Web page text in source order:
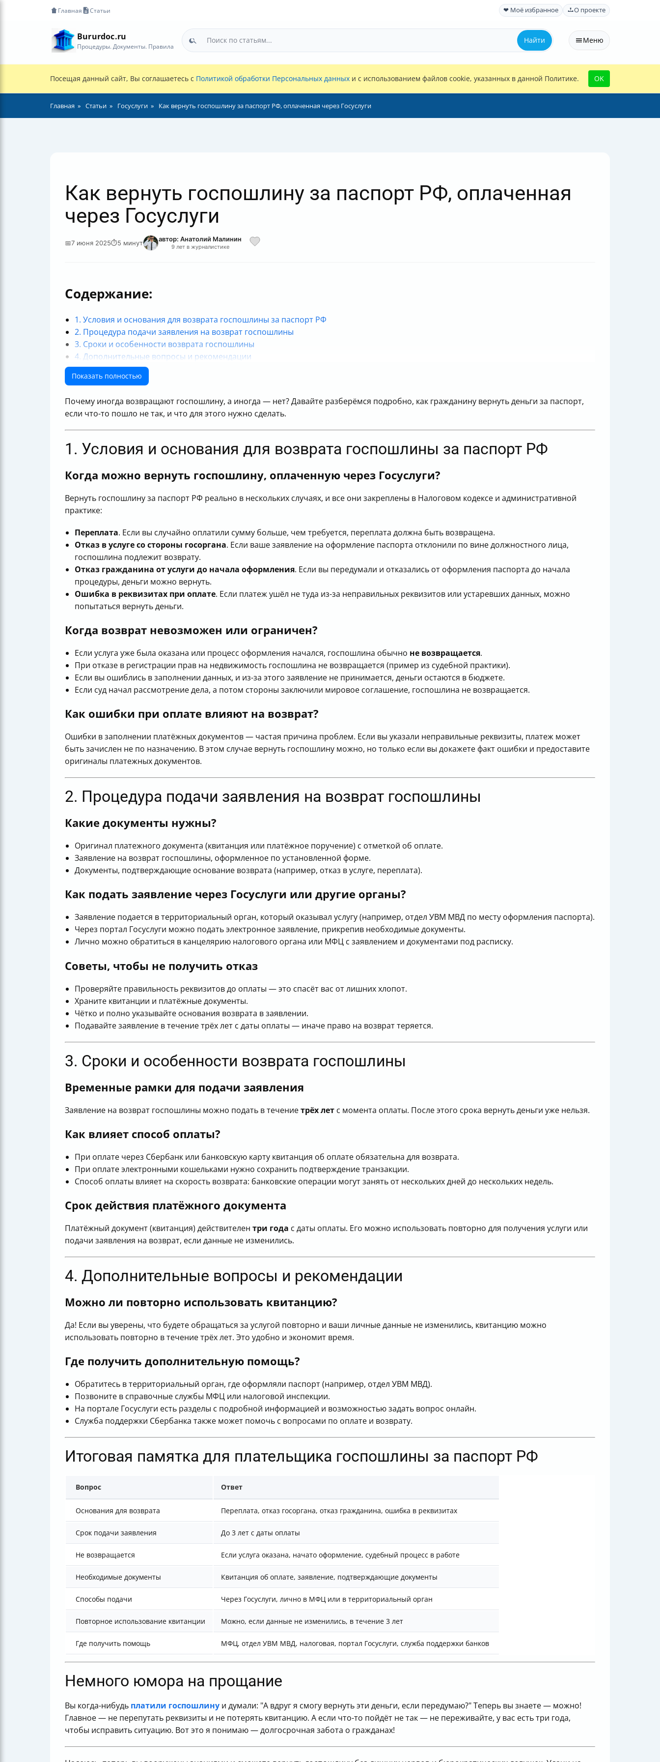
Главная Статьи ❤ Моё избранное О проекте
Bururdoc.ru
Процедуры. Документы. Правила
Найти Меню
Посещая данный сайт, Вы соглашаетесь с Политикой обработки Персональных данных и с использованием файлов cookie, указанных в данной Политике. OK
Главная Статьи Госуслуги Как вернуть госпошлину за паспорт РФ, оплаченная через Госуслуги
Как вернуть госпошлину за паспорт РФ, оплаченная
через Госуслуги
📅7 июня 2025⏱5 минут автор: Анатолий Малинин
9 лет в журналистике
Содержание:
1. Условия и основания для возврата госпошлины за паспорт РФ
2. Процедура подачи заявления на возврат госпошлины
3. Сроки и особенности возврата госпошлины
4. Дополнительные вопросы и рекомендации
Итоговая памятка для плательщика госпошлины за паспорт РФ
Немного юмора на прощание
Показать полностью
Почему иногда возвращают госпошлину, а иногда — нет? Давайте разберёмся подробно, как гражданину вернуть деньги за паспорт,
если что-то пошло не так, и что для этого нужно сделать.
1. Условия и основания для возврата госпошлины за паспорт РФ
Когда можно вернуть госпошлину, оплаченную через Госуслуги?
Вернуть госпошлину за паспорт РФ реально в нескольких случаях, и все они закреплены в Налоговом кодексе и административной
практике:
Переплата. Если вы случайно оплатили сумму больше, чем требуется, переплата должна быть возвращена.
Отказ в услуге со стороны госоргана. Если ваше заявление на оформление паспорта отклонили по вине должностного лица,
госпошлина подлежит возврату.
Отказ гражданина от услуги до начала оформления. Если вы передумали и отказались от оформления паспорта до начала
процедуры, деньги можно вернуть.
Ошибка в реквизитах при оплате. Если платеж ушёл не туда из-за неправильных реквизитов или устаревших данных, можно
попытаться вернуть деньги.
Когда возврат невозможен или ограничен?
Если услуга уже была оказана или процесс оформления начался, госпошлина обычно не возвращается.
При отказе в регистрации прав на недвижимость госпошлина не возвращается (пример из судебной практики).
Если вы ошиблись в заполнении данных, и из-за этого заявление не принимается, деньги остаются в бюджете.
Если суд начал рассмотрение дела, а потом стороны заключили мировое соглашение, госпошлина не возвращается.
Как ошибки при оплате влияют на возврат?
Ошибки в заполнении платёжных документов — частая причина проблем. Если вы указали неправильные реквизиты, платеж может
быть зачислен не по назначению. В этом случае вернуть госпошлину можно, но только если вы докажете факт ошибки и предоставите
оригиналы платежных документов.
2. Процедура подачи заявления на возврат госпошлины
Какие документы нужны?
Оригинал платежного документа (квитанция или платёжное поручение) с отметкой об оплате.
Заявление на возврат госпошлины, оформленное по установленной форме.
Документы, подтверждающие основание возврата (например, отказ в услуге, переплата).
Как подать заявление через Госуслуги или другие органы?
Заявление подается в территориальный орган, который оказывал услугу (например, отдел УВМ МВД по месту оформления паспорта).
Через портал Госуслуги можно подать электронное заявление, прикрепив необходимые документы.
Лично можно обратиться в канцелярию налогового органа или МФЦ с заявлением и документами под расписку.
Советы, чтобы не получить отказ
Проверяйте правильность реквизитов до оплаты — это спасёт вас от лишних хлопот.
Храните квитанции и платёжные документы.
Чётко и полно указывайте основания возврата в заявлении.
Подавайте заявление в течение трёх лет с даты оплаты — иначе право на возврат теряется.
3. Сроки и особенности возврата госпошлины
Временные рамки для подачи заявления
Заявление на возврат госпошлины можно подать в течениетрёх лет с момента оплаты. После этого срока вернуть деньги уже нельзя.
Как влияет способ оплаты?
При оплате через Сбербанк или банковскую карту квитанция об оплате обязательна для возврата.
При оплате электронными кошельками нужно сохранить подтверждение транзакции.
Способ оплаты влияет на скорость возврата: банковские операции могут занять от нескольких дней до нескольких недель.
Срок действия платёжного документа
Платёжный документ (квитанция) действителен три года с даты оплаты. Его можно использовать повторно для получения услуги или
подачи заявления на возврат, если данные не изменились.
4. Дополнительные вопросы и рекомендации
Можно ли повторно использовать квитанцию?
Да! Если вы уверены, что будете обращаться за услугой повторно и ваши личные данные не изменились, квитанцию можно
использовать повторно в течение трёх лет. Это удобно и экономит время.
Где получить дополнительную помощь?
Обратитесь в территориальный орган, где оформляли паспорт (например, отдел УВМ МВД).
Позвоните в справочные службы МФЦ или налоговой инспекции.
На портале Госуслуги есть разделы с подробной информацией и возможностью задать вопрос онлайн.
Служба поддержки Сбербанка также может помочь с вопросами по оплате и возврату.
Итоговая памятка для плательщика госпошлины за паспорт РФ
Вопрос Ответ
Основания для возврата Переплата, отказ госоргана, отказ гражданина, ошибка в реквизитах
Срок подачи заявления До 3 лет с даты оплаты
Не возвращается Если услуга оказана, начато оформление, судебный процесс в работе
Необходимые документы Квитанция об оплате, заявление, подтверждающие документы
Способы подачи Через Госуслуги, лично в МФЦ или в территориальный орган
Повторное использование квитанции Можно, если данные не изменились, в течение 3 лет
Где получить помощь МФЦ, отдел УВМ МВД, налоговая, портал Госуслуги, служба поддержки банков
Немного юмора на прощание
Вы когда-нибудь платили госпошлину и думали: "А вдруг я смогу вернуть эти деньги, если передумаю?" Теперь вы знаете — можно!
Главное — не перепутать реквизиты и не потерять квитанцию. А если что-то пойдёт не так — не переживайте, у вас есть три года,
чтобы исправить ситуацию. Вот это я понимаю — долгосрочная забота о гражданах!